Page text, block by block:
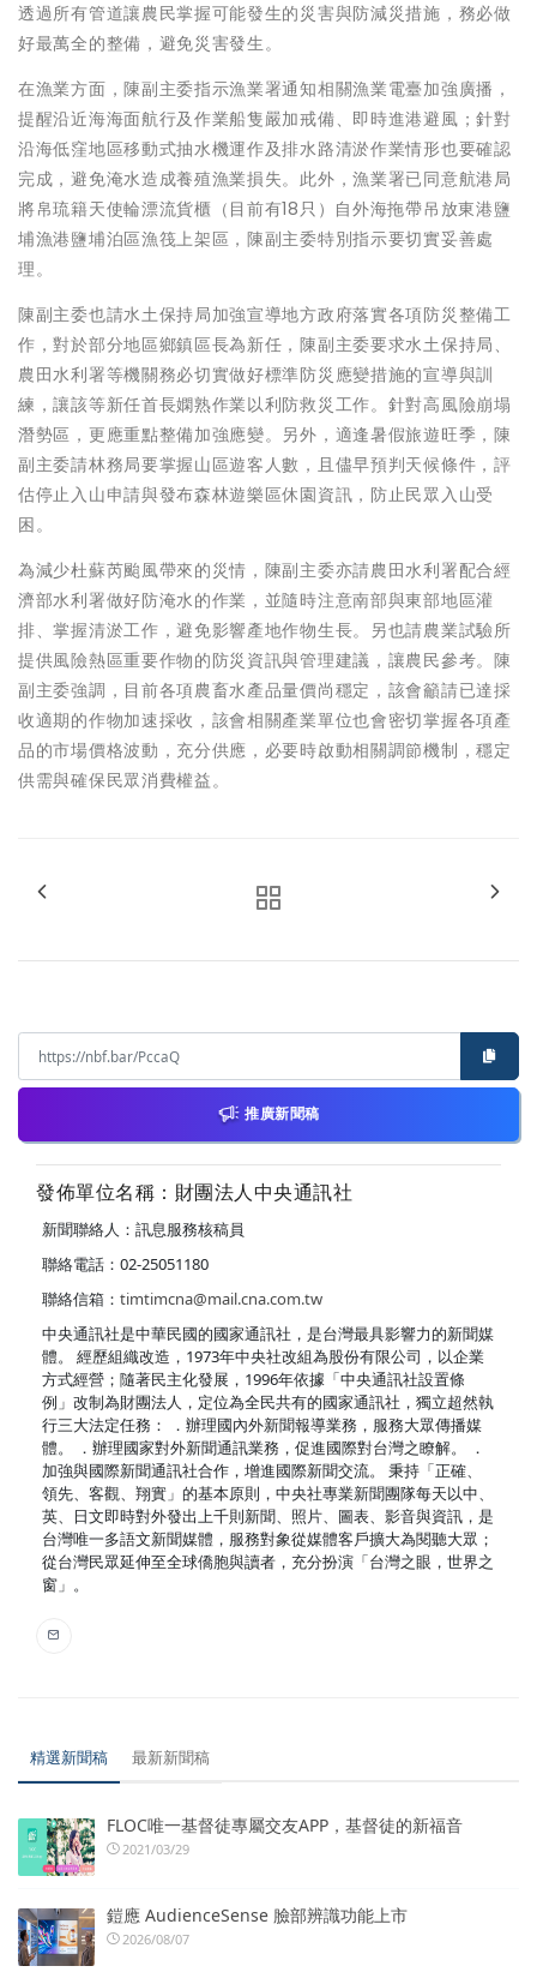
透過所有管道讓農民掌握可能發生的災害與防減災措施，務必做
好最萬全的整備，避免災害發生。
在漁業方面，陳副主委指示漁業署通知相關漁業電臺加強廣播，
提醒沿近海海面航行及作業船隻嚴加戒備、即時進港避風；針對
沿海低窪地區移動式抽水機運作及排水路清淤作業情形也要確認
完成，避免淹水造成養殖漁業損失。此外，漁業署已同意航港局
將帛琉籍天使輪漂流貨櫃（目前有18只）自外海拖帶吊放東港鹽
埔漁港鹽埔泊區漁筏上架區，陳副主委特別指示要切實妥善處
理。
陳副主委也請水土保持局加強宣導地方政府落實各項防災整備工
作，對於部分地區鄉鎮區長為新任，陳副主委要求水土保持局、
農田水利署等機關務必切實做好標準防災應變措施的宣導與訓
練，讓該等新任首長嫻熟作業以利防救災工作。針對高風險崩塌
潛勢區，更應重點整備加強應變。另外，適逢暑假旅遊旺季，陳
副主委請林務局要掌握山區遊客人數，且儘早預判天候條件，評
估停止入山申請與發布森林遊樂區休園資訊，防止民眾入山受
困。
為減少杜蘇芮颱風帶來的災情，陳副主委亦請農田水利署配合經
濟部水利署做好防淹水的作業，並隨時注意南部與東部地區灌
排、掌握清淤工作，避免影響產地作物生長。另也請農業試驗所
提供風險熱區重要作物的防災資訊與管理建議，讓農民參考。陳
副主委強調，目前各項農畜水產品量價尚穩定，該會籲請已達採
收適期的作物加速採收，該會相關產業單位也會密切掌握各項產
品的市場價格波動，充分供應，必要時啟動相關調節機制，穩定
供需與確保民眾消費權益。
推廣新聞稿
發佈單位名稱：財團法人中央通訊社
新聞聯絡人：訊息服務核稿員
聯絡電話：02-25051180
聯絡信箱： timtimcna@mail.cna.com.tw
中央通訊社是中華民國的國家通訊社，是台灣最具影響力的新聞媒
體。 經歷組織改造，1973年中央社改組為股份有限公司，以企業
方式經營；隨著民主化發展，1996年依據「中央通訊社設置條
例」改制為財團法人，定位為全民共有的國家通訊社，獨立超然執
行三大法定任務： ．辦理國內外新聞報導業務，服務大眾傳播媒
體。 ．辦理國家對外新聞通訊業務，促進國際對台灣之瞭解。 ．
加強與國際新聞通訊社合作，增進國際新聞交流。 秉持「正確、
領先、客觀、翔實」的基本原則，中央社專業新聞團隊每天以中、
英、日文即時對外發出上千則新聞、照片、圖表、影音與資訊，是
台灣唯一多語文新聞媒體，服務對象從媒體客戶擴大為閱聽大眾；
從台灣民眾延伸至全球僑胞與讀者，充分扮演「台灣之眼，世界之
窗」。
精選新聞稿 最新新聞稿
FLOC唯一基督徒專屬交友APP，基督徒的新福音
2021/03/29
鎧應 AudienceSense 臉部辨識功能上市
2026/08/07